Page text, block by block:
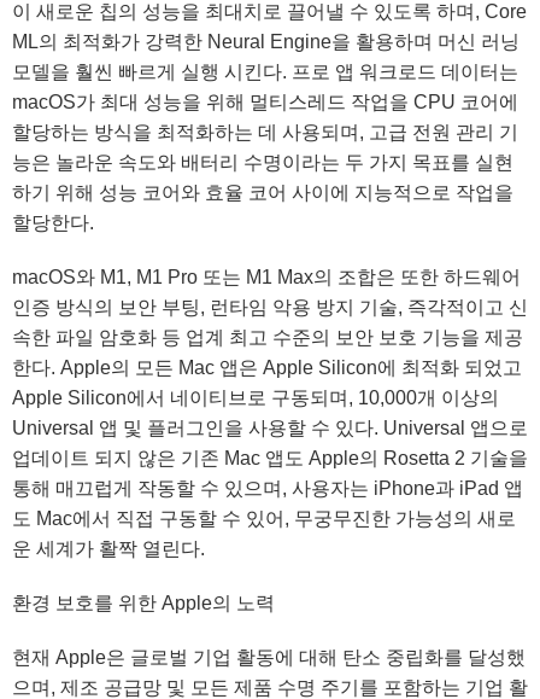
이 새로운 칩의 성능을 최대치로 끌어낼 수 있도록 하며, Core
ML의 최적화가 강력한 Neural Engine을 활용하며 머신 러닝
모델을 훨씬 빠르게 실행 시킨다. 프로 앱 워크로드 데이터는
macOS가 최대 성능을 위해 멀티스레드 작업을 CPU 코어에
할당하는 방식을 최적화하는 데 사용되며, 고급 전원 관리 기
능은 놀라운 속도와 배터리 수명이라는 두 가지 목표를 실현
하기 위해 성능 코어와 효율 코어 사이에 지능적으로 작업을
할당한다.
macOS와 M1, M1 Pro 또는 M1 Max의 조합은 또한 하드웨어
인증 방식의 보안 부팅, 런타임 악용 방지 기술, 즉각적이고 신
속한 파일 암호화 등 업계 최고 수준의 보안 보호 기능을 제공
한다. Apple의 모든 Mac 앱은 Apple Silicon에 최적화 되었고
Apple Silicon에서 네이티브로 구동되며, 10,000개 이상의
Universal 앱 및 플러그인을 사용할 수 있다. Universal 앱으로
업데이트 되지 않은 기존 Mac 앱도 Apple의 Rosetta 2 기술을
통해 매끄럽게 작동할 수 있으며, 사용자는 iPhone과 iPad 앱
도 Mac에서 직접 구동할 수 있어, 무궁무진한 가능성의 새로
운 세계가 활짝 열린다.
환경 보호를 위한 Apple의 노력
현재 Apple은 글로벌 기업 활동에 대해 탄소 중립화를 달성했
으며, 제조 공급망 및 모든 제품 수명 주기를 포함하는 기업 활